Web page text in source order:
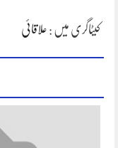
کیٹاگری میں : علاقائی